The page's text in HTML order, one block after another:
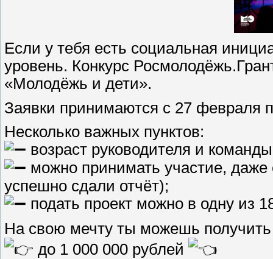
Если у тебя есть социальная
уровень. Конкурс
«Молодёжь и дети».
Заявки принимаются с 27 февраля
Несколько важных пунктов:
возраст руководителя и
можно принимать участие,
успешно сдали отчёт);
подать проект можно в одну из
На свою мечту ты можешь получить
до 1 000 000 рублей